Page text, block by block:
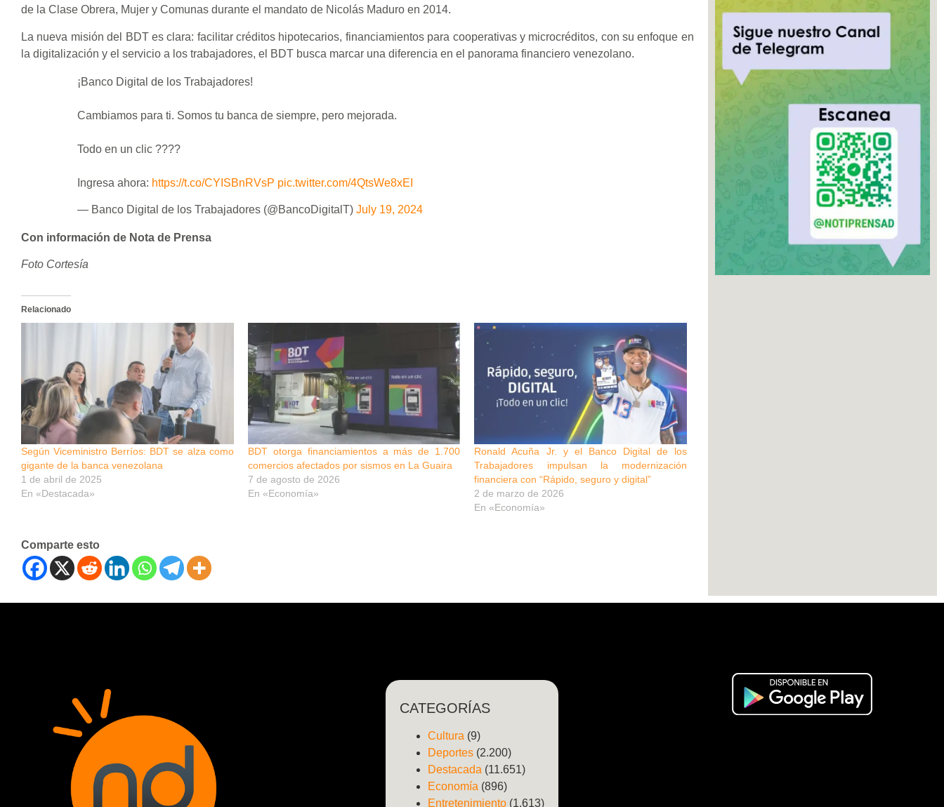
de la Clase Obrera, Mujer y Comunas durante el mandato de Nicolás Maduro en 2014.
La nueva misión del BDT es clara: facilitar créditos hipotecarios, financiamientos para cooperativas y microcréditos, con su enfoque en
la digitalización y el servicio a los trabajadores, el BDT busca marcar una diferencia en el panorama financiero venezolano.
¡Banco Digital de los Trabajadores!
Cambiamos para ti. Somos tu banca de siempre, pero mejorada.
Todo en un clic ????️
Ingresa ahora: https://t.co/CYISBnRVsP pic.twitter.com/4QtsWe8xEI
— Banco Digital de los Trabajadores (@BancoDigitalT) July 19, 2024
Con información de Nota de Prensa
Foto Cortesía
Relacionado
Según Viceministro Berríos: BDT se alza como
gigante de la banca venezolana
1 de abril de 2025
En «Destacada»
BDT otorga financiamientos a más de 1.700
comercios afectados por sismos en La Guaira
7 de agosto de 2026
En «Economía»
Ronald Acuña Jr. y el Banco Digital de los
Trabajadores impulsan la modernización
financiera con “Rápido, seguro y digital”
2 de marzo de 2026
En «Economía»
Comparte esto
CATEGORÍAS
Cultura (9)
Deportes(2.200)
Destacada (11.651)
Economía (896)
Entretenimiento(1.613)